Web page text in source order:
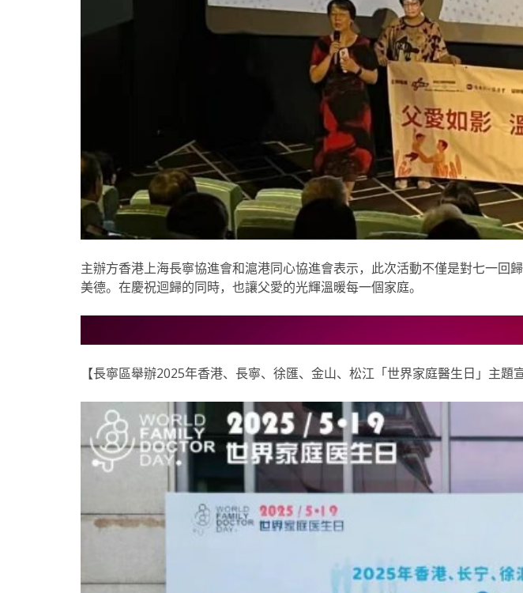
主辦方香港上海長寧協進會和滬港同心協進會表示，此次活動不僅是對七一回
美德。在慶祝迴歸的同時，也讓父愛的光輝溫暖每一個家庭。
【長寧區舉辦2025年香港、長寧、徐匯、金山、松江「世界家庭醫生日」主題